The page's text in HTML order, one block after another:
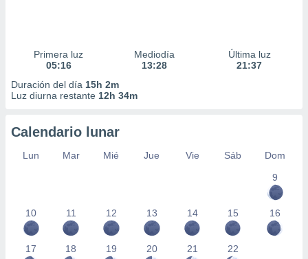
Primera luz
05:16
Mediodía
13:28
Última luz
21:37
Duración del día 15h 2m
Luz diurna restante 12h 34m
Calendario lunar
Lun Mar Mié Jue Vie Sáb
Dom
9
10 11 12 13 14 15 16
17 18 19 20 21 22